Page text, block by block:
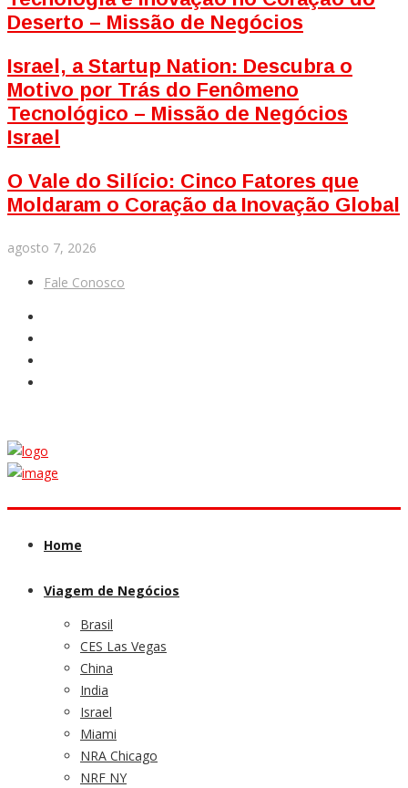
Deserto – Missão de Negócios
Israel, a Startup Nation: Descubra o
Motivo por Trás do Fenômeno
Tecnológico – Missão de Negócios
Israel
O Vale do Silício: Cinco Fatores que
Moldaram o Coração da Inovação Global
agosto 7, 2026
Fale Conosco
Home
Viagem de Negócios
Brasil
CES Las Vegas
China
India
Israel
Miami
NRA Chicago
NRF NY